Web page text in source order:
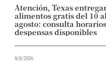
Atención, Texas
alimentos gratis del 10
agosto: consulta
despensas disponibles
8/8/2026